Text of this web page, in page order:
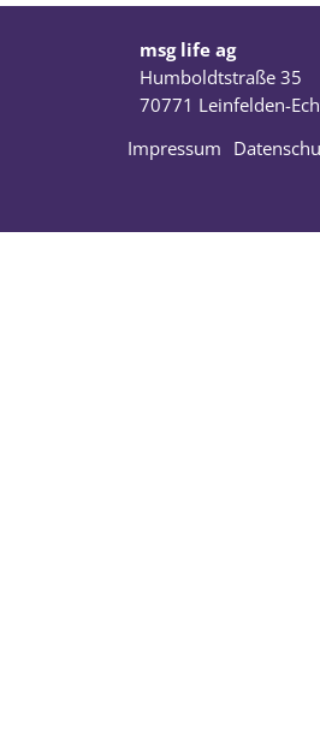
msg life ag
Humboldtstraße 35
70771 Leinfelden-
Impressum